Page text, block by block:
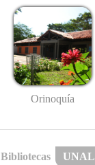
Orinoquía
Bibliotecas UNAL